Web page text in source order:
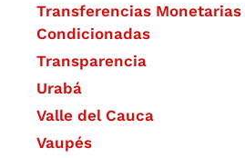
Transferencias Monetarias
Condicionadas
Transparencia
Urabá
Valle del Cauca
Vaupés